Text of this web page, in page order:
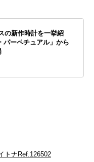
の新作時計を一挙紹
パーペチュアル」から
トナRef.126502